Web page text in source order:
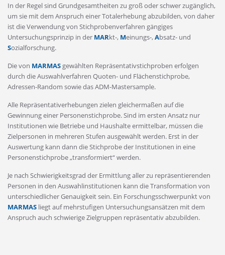
In der Regel sind Grundgesamtheiten zu groß oder schwer zugänglich,
um sie mit dem Anspruch einer Totalerhebung abzubilden, von daher
ist die Verwendung von Stichprobenverfahren gängiges
Untersuchungsprinzip in der MARkt-, Meinungs-,Absatz- und
Sozialforschung.
Die von MARMAS gewählten Repräsentativstichproben erfolgen
durch die Auswahlverfahren Quoten- und Flächenstichprobe,
Adressen-Random sowie das ADM-Mastersample.
Alle Repräsentativerhebungen zielen gleichermaßen auf die
Gewinnung einer Personenstichprobe. Sind im ersten Ansatz nur
Institutionen wie Betriebe und Haushalte ermittelbar, müssen die
Zielpersonen in mehreren Stufen ausgewählt werden. Erst in der
Auswertung kann dann die Stichprobe der Institutionen in eine
Personenstichprobe „transformiert“ werden.
Je nach Schwierigkeitsgrad der Ermittlung aller zu repräsentierenden
Personen in den Auswahlinstitutionen kann die Transformation von
unterschiedlicher Genauigkeit sein. Ein Forschungsschwerpunkt von
MARMAS liegt auf mehrstufigen Untersuchungsansätzen mit dem
Anspruch auch schwierige Zielgruppen repräsentativ abzubilden.